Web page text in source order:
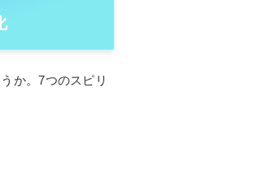
か。7つのスピリ